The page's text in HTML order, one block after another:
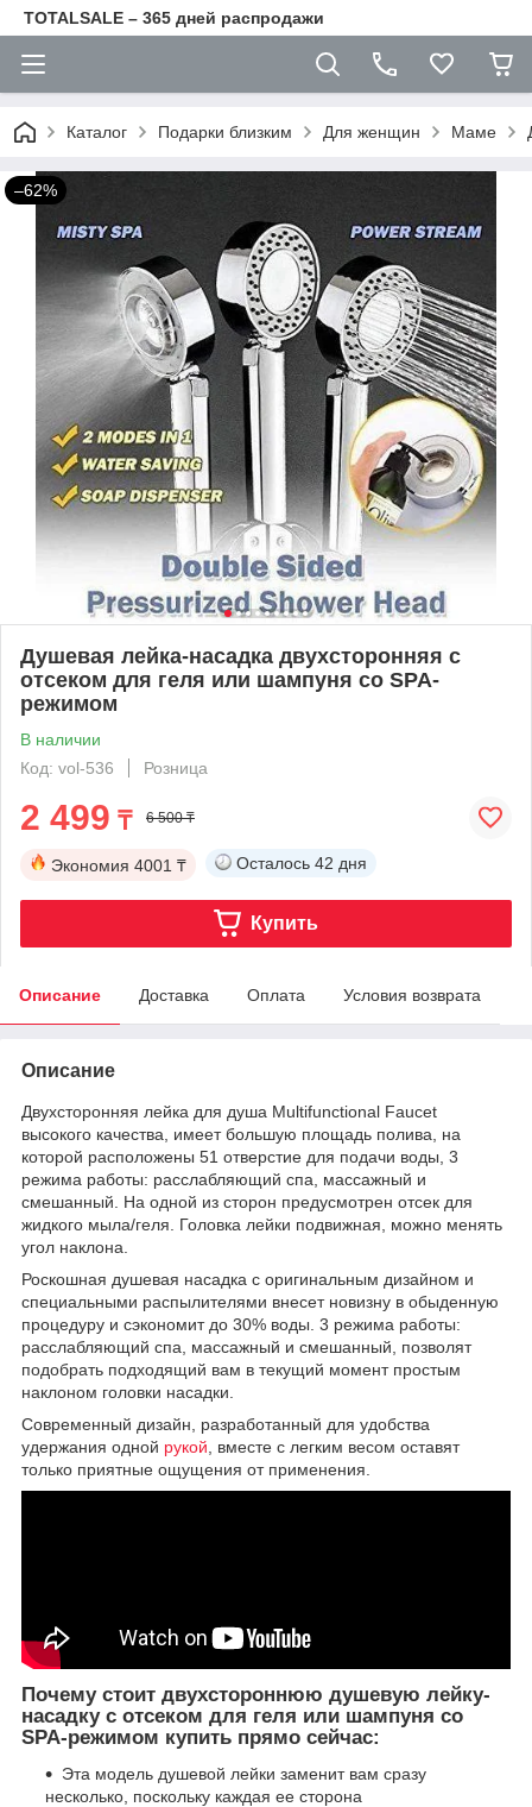
TOTALSALE – 365 дней распродажи
Каталог Подарки близким Для женщин Маме
–62%
Душевая лейка-насадка двухсторонняя c
отсеком для геля или шампуня со SPA-
режимом
В наличии
Код: vol-536
Розница
2 499 ₸ 6 500 ₸
Экономия 4001 ₸ Осталось 42 дня
Купить
Описание Доставка Оплата Условия возврата
Описание
Двухсторонняя лейка для душа Multifunctional Faucet
высокого качества, имеет большую площадь полива, на
которой расположены 51 отверстие для подачи воды, 3
режима работы: расслабляющий спа, массажный и
смешанный. На одной из сторон предусмотрен отсек для
жидкого мыла/геля. Головка лейки подвижная, можно менять
угол наклона.
Роскошная душевая насадка с оригинальным дизайном и
специальными распылителями внесет новизну в обыденную
процедуру и сэкономит до 30% воды. 3 режима работы:
расслабляющий спа, массажный и смешанный, позволят
подобрать подходящий вам в текущий момент простым
наклоном головки насадки.
Современный дизайн, разработанный для удобства
удержания одной рукой , вместе с легким весом оставят
только приятные ощущения от применения.
Почему стоит двухстороннюю душевую лейку-
насадку c отсеком для геля или шампуня со
SPA-режимом купить прямо сейчас:
Эта модель душевой лейки заменит вам сразу
несколько, поскольку каждая ее сторона